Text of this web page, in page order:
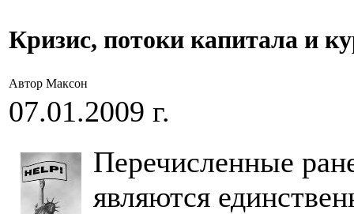
Кризис, потоки капитала и
Автор Максон
07.01.2009 г.
Перечисленные
являются